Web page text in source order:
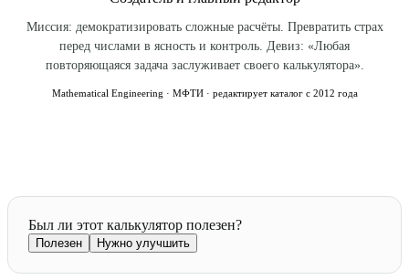
Миссия: демократизировать сложные расчёты. Превратить страх
перед числами в ясность и контроль. Девиз: «Любая
повторяющаяся задача заслуживает своего калькулятора».
Mathematical Engineering · МФТИ · редактирует каталог с 2012 года
Был ли этот калькулятор полезен?
Полезен Нужно улучшить